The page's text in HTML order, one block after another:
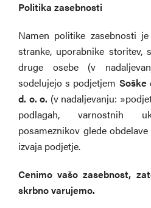
Politika zasebnosti
Namen politike zasebnosti
stranke, uporabnike storitev,
druge osebe (v
sodelujejo s podjetjem Soške
d. o. o. (v nadaljevanju:
podlagah, varnostnih
posameznikov glede
izvaja podjetje.
Cenimo vašo zasebnost,
skrbno varujemo.